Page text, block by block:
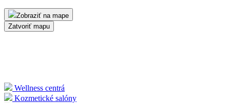
Zobraziť na mape
Zatvoriť mapu
Wellness centrá
Kozmetické salóny